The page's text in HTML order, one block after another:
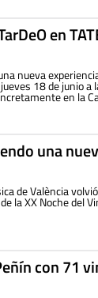
en
nueva
18 de junio a
en la
una
de València
la XX Noche del
con 71